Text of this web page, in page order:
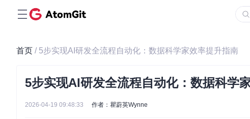
首页 / 5步实现AI研发全流程自动化：数据科学家效率提升指南
5步实现AI研发全流程自动化：数据科学
2026-04-19 09:48:33 作者：瞿蔚英Wynne